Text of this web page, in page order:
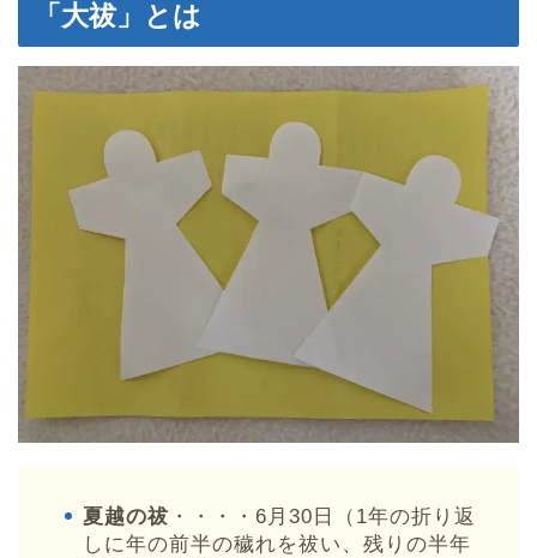
「大祓」とは
夏越の祓 ・・・・6月30日（1年の折り返
しに年の前半の穢れを祓い、残りの半年